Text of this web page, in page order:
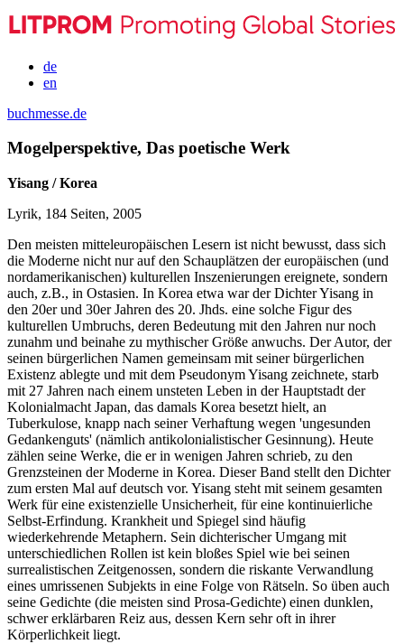
de
en
buchmesse.de
Mogelperspektive, Das poetische Werk
Yisang / Korea
Lyrik, 184 Seiten, 2005
Den meisten mitteleuropäischen Lesern ist nicht bewusst, dass sich
die Moderne nicht nur auf den Schauplätzen der europäischen (und
nordamerikanischen) kulturellen Inszenierungen ereignete, sondern
auch, z.B., in Ostasien. In Korea etwa war der Dichter Yisang in
den 20er und 30er Jahren des 20. Jhds. eine solche Figur des
kulturellen Umbruchs, deren Bedeutung mit den Jahren nur noch
zunahm und beinahe zu mythischer Größe anwuchs. Der Autor, der
seinen bürgerlichen Namen gemeinsam mit seiner bürgerlichen
Existenz ablegte und mit dem Pseudonym Yisang zeichnete, starb
mit 27 Jahren nach einem unsteten Leben in der Hauptstadt der
Kolonialmacht Japan, das damals Korea besetzt hielt, an
Tuberkulose, knapp nach seiner Verhaftung wegen 'ungesunden
Gedankenguts' (nämlich antikolonialistischer Gesinnung). Heute
zählen seine Werke, die er in wenigen Jahren schrieb, zu den
Grenzsteinen der Moderne in Korea. Dieser Band stellt den Dichter
zum ersten Mal auf deutsch vor. Yisang steht mit seinem gesamten
Werk für eine existenzielle Unsicherheit, für eine kontinuierliche
Selbst-Erfindung. Krankheit und Spiegel sind häufig
wiederkehrende Metaphern. Sein dichterischer Umgang mit
unterschiedlichen Rollen ist kein bloßes Spiel wie bei seinen
surrealistischen Zeitgenossen, sondern die riskante Verwandlung
eines umrissenen Subjekts in eine Folge von Rätseln. So üben auch
seine Gedichte (die meisten sind Prosa-Gedichte) einen dunklen,
schwer erklärbaren Reiz aus, dessen Kern sehr oft in ihrer
Körperlichkeit liegt.